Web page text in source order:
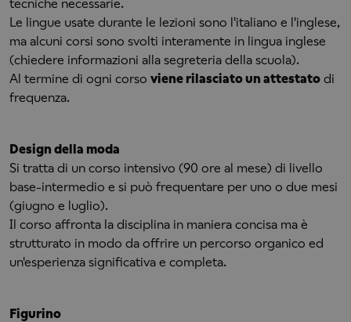
tecniche necessarie.
Le lingue usate durante le lezioni sono l'italiano e l'inglese,
ma alcuni corsi sono svolti interamente in lingua inglese
(chiedere informazioni alla segreteria della scuola).
Al termine di ogni corso viene rilasciato un attestato di
frequenza.
Design della moda
Si tratta di un corso intensivo (90 ore al mese) di livello
base-intermedio e si può frequentare per uno o due mesi
(giugno e luglio).
Il corso affronta la disciplina in maniera concisa ma è
strutturato in modo da offrire un percorso organico ed
un'esperienza significativa e completa.
Figurino